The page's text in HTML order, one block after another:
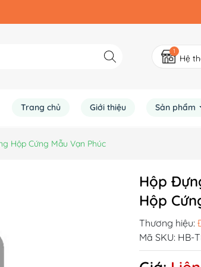
1
Hệ
Trang chủ Giới thiệu Sản phẩm
Hộp Cứng Mẫu Vạn Phúc
Hộp
Hộp
Thương hiệu:
Mã SKU: HB-